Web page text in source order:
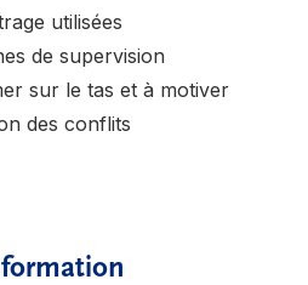
utilisées
de supervision
sur le tas et à motiver
des conflits